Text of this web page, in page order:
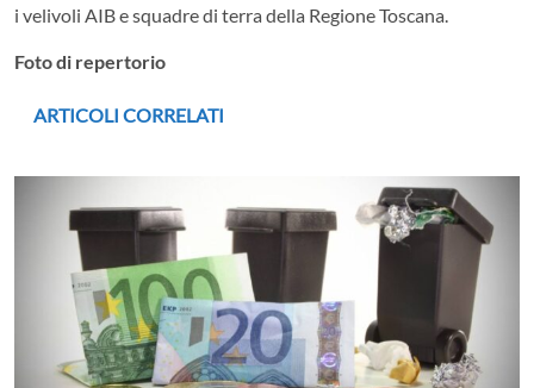
i velivoli AIB e squadre di terra della Regione Toscana.
Fotodi repertorio
ARTICOLI CORRELATI